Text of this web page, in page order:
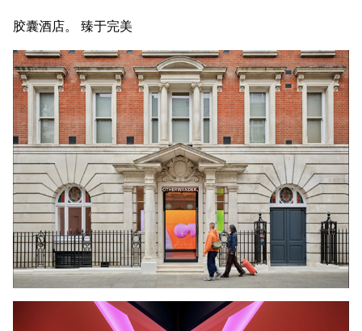
胶囊酒店。 臻于完美